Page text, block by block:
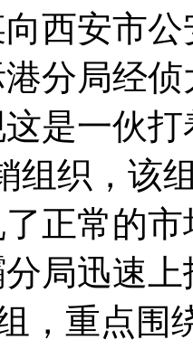
西安市
局经侦
是一伙打
组织，该
正常的
迅速上
，重点